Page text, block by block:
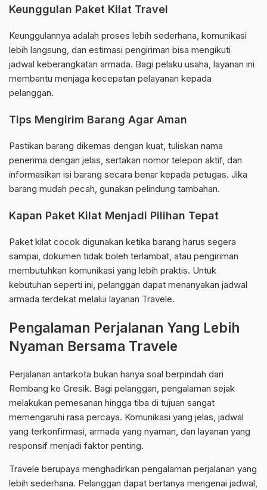
Keunggulan Paket Kilat Travel
Keunggulannya adalah proses lebih sederhana, komunikasi
lebih langsung, dan estimasi pengiriman bisa mengikuti
jadwal keberangkatan armada. Bagi pelaku usaha, layanan ini
membantu menjaga kecepatan pelayanan kepada
pelanggan.
Tips Mengirim Barang Agar Aman
Pastikan barang dikemas dengan kuat, tuliskan nama
penerima dengan jelas, sertakan nomor telepon aktif, dan
informasikan isi barang secara benar kepada petugas. Jika
barang mudah pecah, gunakan pelindung tambahan.
Kapan Paket Kilat Menjadi Pilihan Tepat
Paket kilat cocok digunakan ketika barang harus segera
sampai, dokumen tidak boleh terlambat, atau pengiriman
membutuhkan komunikasi yang lebih praktis. Untuk
kebutuhan seperti ini, pelanggan dapat menanyakan jadwal
armada terdekat melalui layanan Travele.
Pengalaman Perjalanan Yang Lebih
Nyaman Bersama Travele
Perjalanan antarkota bukan hanya soal berpindah dari
Rembang ke Gresik. Bagi pelanggan, pengalaman sejak
melakukan pemesanan hingga tiba di tujuan sangat
memengaruhi rasa percaya. Komunikasi yang jelas, jadwal
yang terkonfirmasi, armada yang nyaman, dan layanan yang
responsif menjadi faktor penting.
Travele berupaya menghadirkan pengalaman perjalanan yang
lebih sederhana. Pelanggan dapat bertanya mengenai jadwal,